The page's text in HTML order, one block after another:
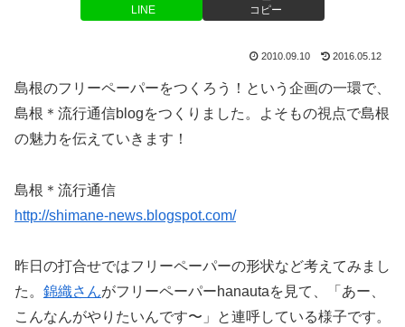
LINE コピー
2010.09.10 2016.05.12
島根のフリーペーパーをつくろう！という企画の一環で、
島根＊流行通信blogをつくりました。よそもの視点で島根
の魅力を伝えていきます！
島根＊流行通信
http://shimane-news.blogspot.com/
昨日の打合せではフリーペーパーの形状など考えてみまし
た。 錦織さんがフリーペーパーhanautaを見て、「あー、
こんなんがやりたいんです〜」と連呼している様子です。